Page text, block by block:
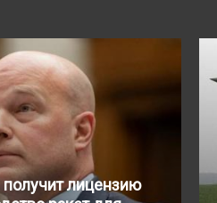
получит лицензию